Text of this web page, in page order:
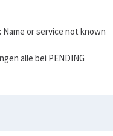
Name or service not known
alle bei PENDING